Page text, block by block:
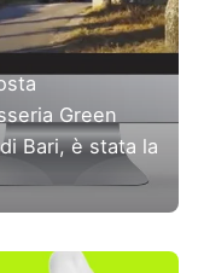
Green
Bari, è stata la